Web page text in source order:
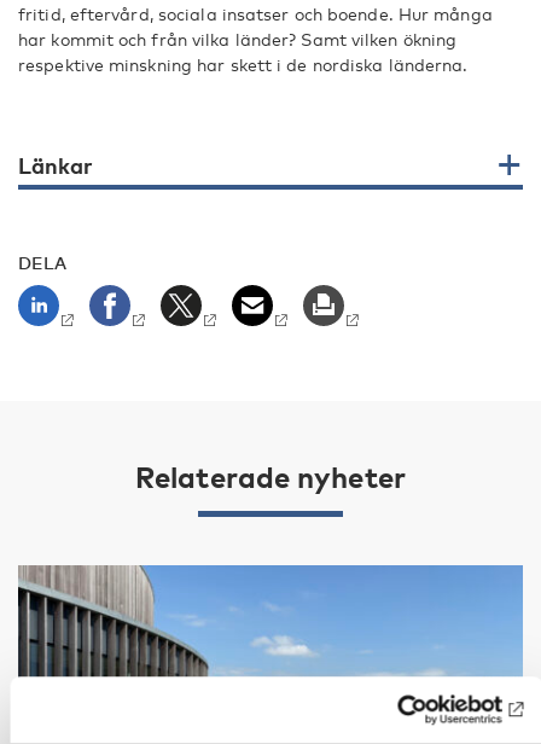
fritid, eftervård, sociala insatser och boende. Hur många
har kommit och från vilka länder? Samt vilken ökning
respektive minskning har skett i de nordiska länderna.
Länkar
DELA
Relaterade nyheter